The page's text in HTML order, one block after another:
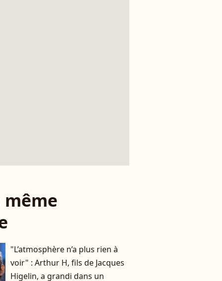
même
"L’atmosphère n’a plus rien à
voir" : Arthur H, fils de Jacques
Higelin, a grandi dans un